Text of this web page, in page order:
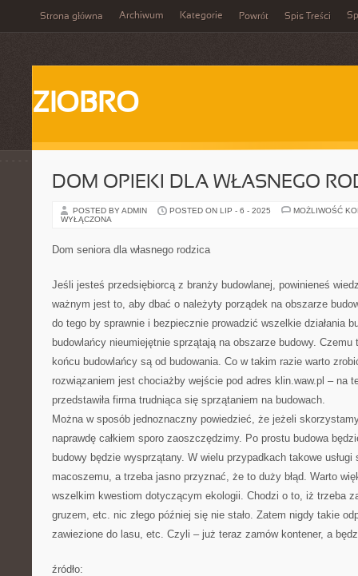
Strona główna Archiwum Kategorie Powrót Spis Treści
ZIOBRO
DOM OPIEKI DLA WŁASNEGO
POSTED BY ADMIN POSTED ON LIP - 6 - 2025
MOŻLIWOŚĆ
WYŁĄCZONA
Dom seniora dla własnego rodzica
Jeśli jesteś przedsiębiorcą z branży budowlanej, powinieneś
ważnym jest to, aby dbać o należyty porządek na obszarze
do tego by sprawnie i bezpiecznie prowadzić wszelkie działania
budowlańcy nieumiejętnie sprzątają na obszarze budowy.
końcu budowlańcy są od budowania. Co w takim razie warto
rozwiązaniem jest chociażby wejście pod adres klin.waw.pl – na
przedstawiła firma trudniąca się sprzątaniem na budowach.
Można w sposób jednoznaczny powiedzieć, że jeżeli
naprawdę całkiem sporo zaoszczędzimy. Po prostu budowa
budowy będzie wysprzątany. W wielu przypadkach takowe
macoszemu, a trzeba jasno przyznać, że to duży błąd. Warto
wszelkim kwestiom dotyczącym ekologii. Chodzi o to, iż trzeba
gruzem, etc. nic złego później się nie stało. Zatem nigdy takie
zawiezione do lasu, etc. Czyli – już teraz zamów kontener, a
źródło: